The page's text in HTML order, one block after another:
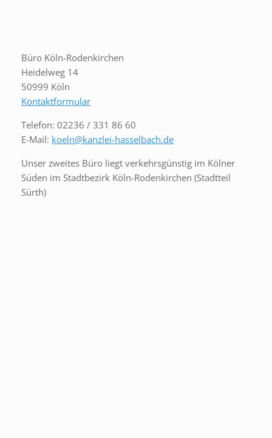
Büro Köln-Rodenkirchen
Heidelweg 14
50999 Köln
Kontaktformular
Telefon: 02236 / 331 86 60
E-Mail: koeln@kanzlei-hasselbach.de
Unser zweites Büro liegt verkehrsgünstig im Kölner
Süden im Stadtbezirk Köln-Rodenkirchen (Stadtteil
Sürth)